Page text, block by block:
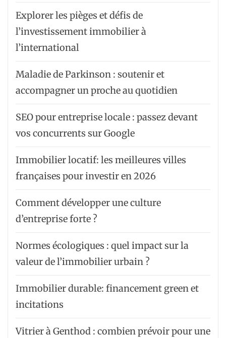
Explorer les pièges et défis de
l’investissement immobilier à
l’international
Maladie de Parkinson : soutenir et
accompagner un proche au quotidien
SEO pour entreprise locale : passez devant
vos concurrents sur Google
Immobilier locatif: les meilleures villes
françaises pour investir en 2026
Comment développer une culture
d’entreprise forte ?
Normes écologiques : quel impact sur la
valeur de l’immobilier urbain ?
Immobilier durable: financement green et
incitations
Vitrier à Genthod : combien prévoir pour une